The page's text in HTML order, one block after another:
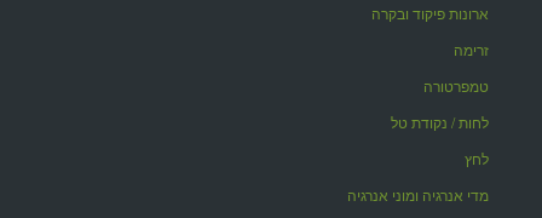
ארונות פיקוד ובקרה
זרימה
טמפרטורה
לחות / נקודת טל
לחץ
מדי אנרגיה ומוני אנרגיה